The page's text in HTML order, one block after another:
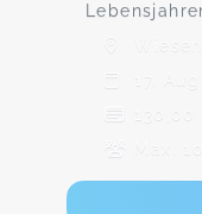
17.
130,00
Max.